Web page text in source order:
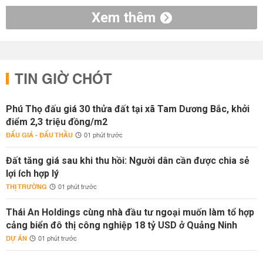
Xem thêm
TIN GIỜ CHÓT
Phú Thọ đấu giá 30 thửa đất tại xã Tam Dương Bắc, khởi
điểm 2,3 triệu đồng/m2
ĐẤU GIÁ - ĐẤU THẦU 01 phút trước
Đất tăng giá sau khi thu hồi: Người dân cần được chia sẻ
lợi ích hợp lý
THỊ TRƯỜNG 01 phút trước
Thái An Holdings cùng nhà đầu tư ngoại muốn làm tổ hợp
cảng biển đô thị công nghiệp 18 tỷ USD ở Quảng Ninh
DỰ ÁN 01 phút trước